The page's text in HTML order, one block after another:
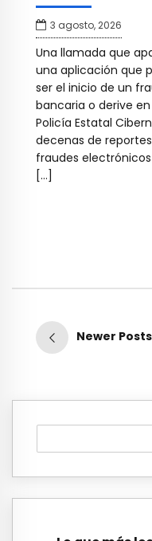
3 agosto, 2026
Una llamada que
una aplicación que
ser el inicio de un
bancaria o derive en
Policía Estatal
decenas de
fraudes
[…]
Newer Posts